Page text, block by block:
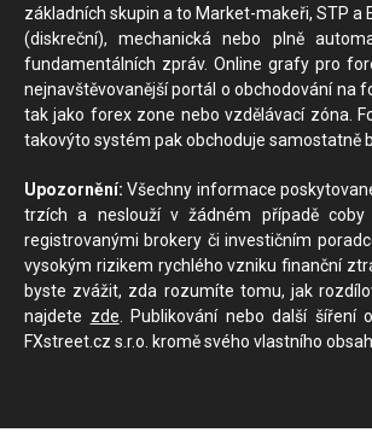
základních skupin a to Market-makeři, STP
(diskreční), mechanická nebo plně
fundamentálních zpráv. Online grafy pro
nejnavštěvovanější portál o obchodování na
tak jako forex zone nebo vzdělávací zóna.
takovýto systém pak obchoduje samostatně
Upozornění: Všechny informace
trzích a neslouží v žádném případě coby
registrovanými brokery či investičním
vysokým rizikem rychlého vzniku finanční
byste zvážit, zda rozumíte tomu, jak
najdete zde. Publikování nebo další šíření
FXstreet.cz s.r.o. kromě svého vlastního